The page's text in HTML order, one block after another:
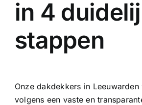
in 4
stappen
Onze dakdekkers in
volgens een vaste en